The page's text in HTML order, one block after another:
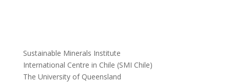
Sustainable Minerals Institute
International Centre in Chile (SMI Chile)
The University of Queensland